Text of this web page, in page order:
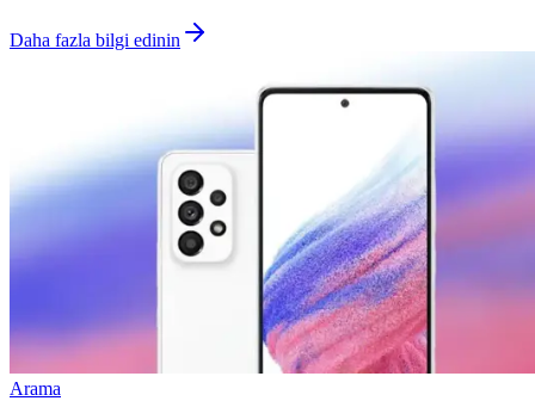
Daha fazla bilgi edinin
Arama